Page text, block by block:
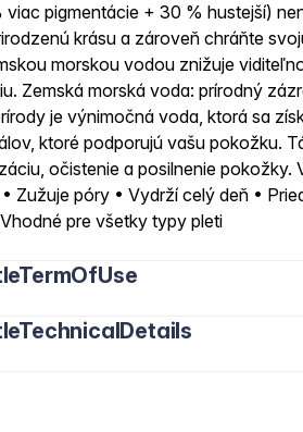
viac pigmentácie + 30 % hustejší)
krásu a zároveň chráňte
morskou vodou znižuje
Zemská morská voda: prírodný
je výnimočná voda, ktorá sa
ktoré podporujú vašu pokožku.
očistenie a posilnenie
Zužuje póry • Vydrží celý deň •
pre všetky typy pleti